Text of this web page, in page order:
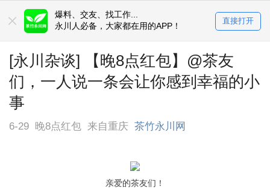
爆料、交友、找工作...
永川人必备，大家都在用的APP！
直接打开
[永川杂谈] 【晚8点红包】@茶友
们，一人说一条会让你感到幸福的小
事
6-29 晚8点红包 来自重庆 茶竹永川网
亲爱的茶友们！